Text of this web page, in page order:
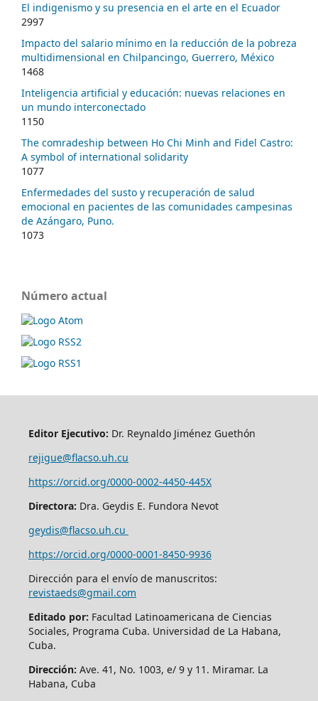
El indigenismo y su presencia en el arte en el Ecuador
2997
Impacto del salario mínimo en la reducción de la pobreza
multidimensional en Chilpancingo, Guerrero, México
1468
Inteligencia artificial y educación: nuevas relaciones en
un mundo interconectado
1150
The comradeship between Ho Chi Minh and Fidel Castro:
A symbol of international solidarity
1077
Enfermedades del susto y recuperación de salud
emocional en pacientes de las comunidades campesinas
de Azángaro, Puno.
1073
Número actual
Editor Ejecutivo: Dr. Reynaldo Jiménez Guethón
rejigue@flacso.uh.cu
https://orcid.org/0000-0002-4450-445X
Directora: Dra. Geydis E. Fundora Nevot
geydis@flacso.uh.cu
https://orcid.org/0000-0001-8450-9936
Dirección para el envío de manuscritos:
revistaeds@gmail.com
Editado por: Facultad Latinoamericana de Ciencias
Sociales, Programa Cuba. Universidad de La Habana,
Cuba.
Dirección: Ave. 41, No. 1003, e/ 9 y 11. Miramar. La
Habana, Cuba